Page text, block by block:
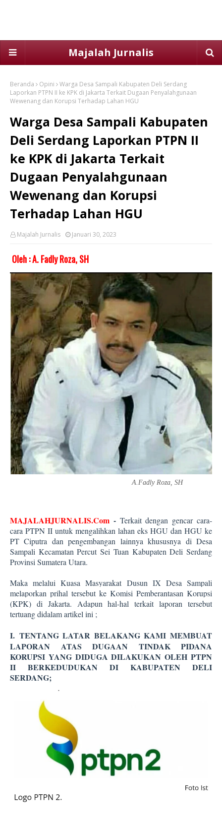
Majalah Jurnalis
Beranda Opini
Warga Desa Sampali Kabupaten Deli Serdang
Laporkan PTPN II ke KPK di Jakarta Terkait Dugaan Penyalahgunaan
Wewenang dan Korupsi Terhadap Lahan HGU
Warga Desa Sampali Kabupaten
Deli Serdang Laporkan PTPN II
ke KPK di Jakarta Terkait
Dugaan Penyalahgunaan
Wewenang dan Korupsi
Terhadap Lahan HGU
Majalah Jurnalis Januari 30, 2023
Oleh : A. Fadly Roza,SH
A.Fadly Roza, SH
MAJALAHJURNALIS.Com -Terkait dengan gencar cara-
cara PTPN II untuk mengalihkan lahan eks HGU dan HGU ke
PT Ciputra dan pengembangan lainnya khususnya di Desa
Sampali Kecamatan Percut Sei Tuan Kabupaten Deli Serdang
Provinsi Sumatera Utara.
Maka melalui Kuasa Masyarakat Dusun IX Desa Sampali
melaporkan prihal tersebut ke Komisi Pemberantasan Korupsi
(KPK) di Jakarta. Adapun hal-hal terkait laporan tersebut
tertuang didalam artikel ini ;
I. TENTANG LATAR BELAKANG KAMI MEMBUAT
LAPORAN ATAS DUGAAN TINDAK PIDANA
KORUPSI YANG DIDUGA DILAKUKAN OLEH PTPN
II BERKEDUDUKAN DI KABUPATEN DELI
SERDANG;